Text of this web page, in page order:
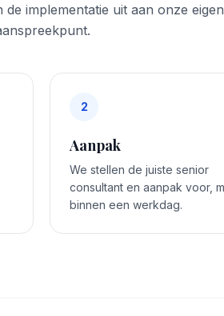
implementatie uit aan onze
2
Aanpak
We stellen de juiste senior
consultant en aanpak voor,
binnen een werkdag.